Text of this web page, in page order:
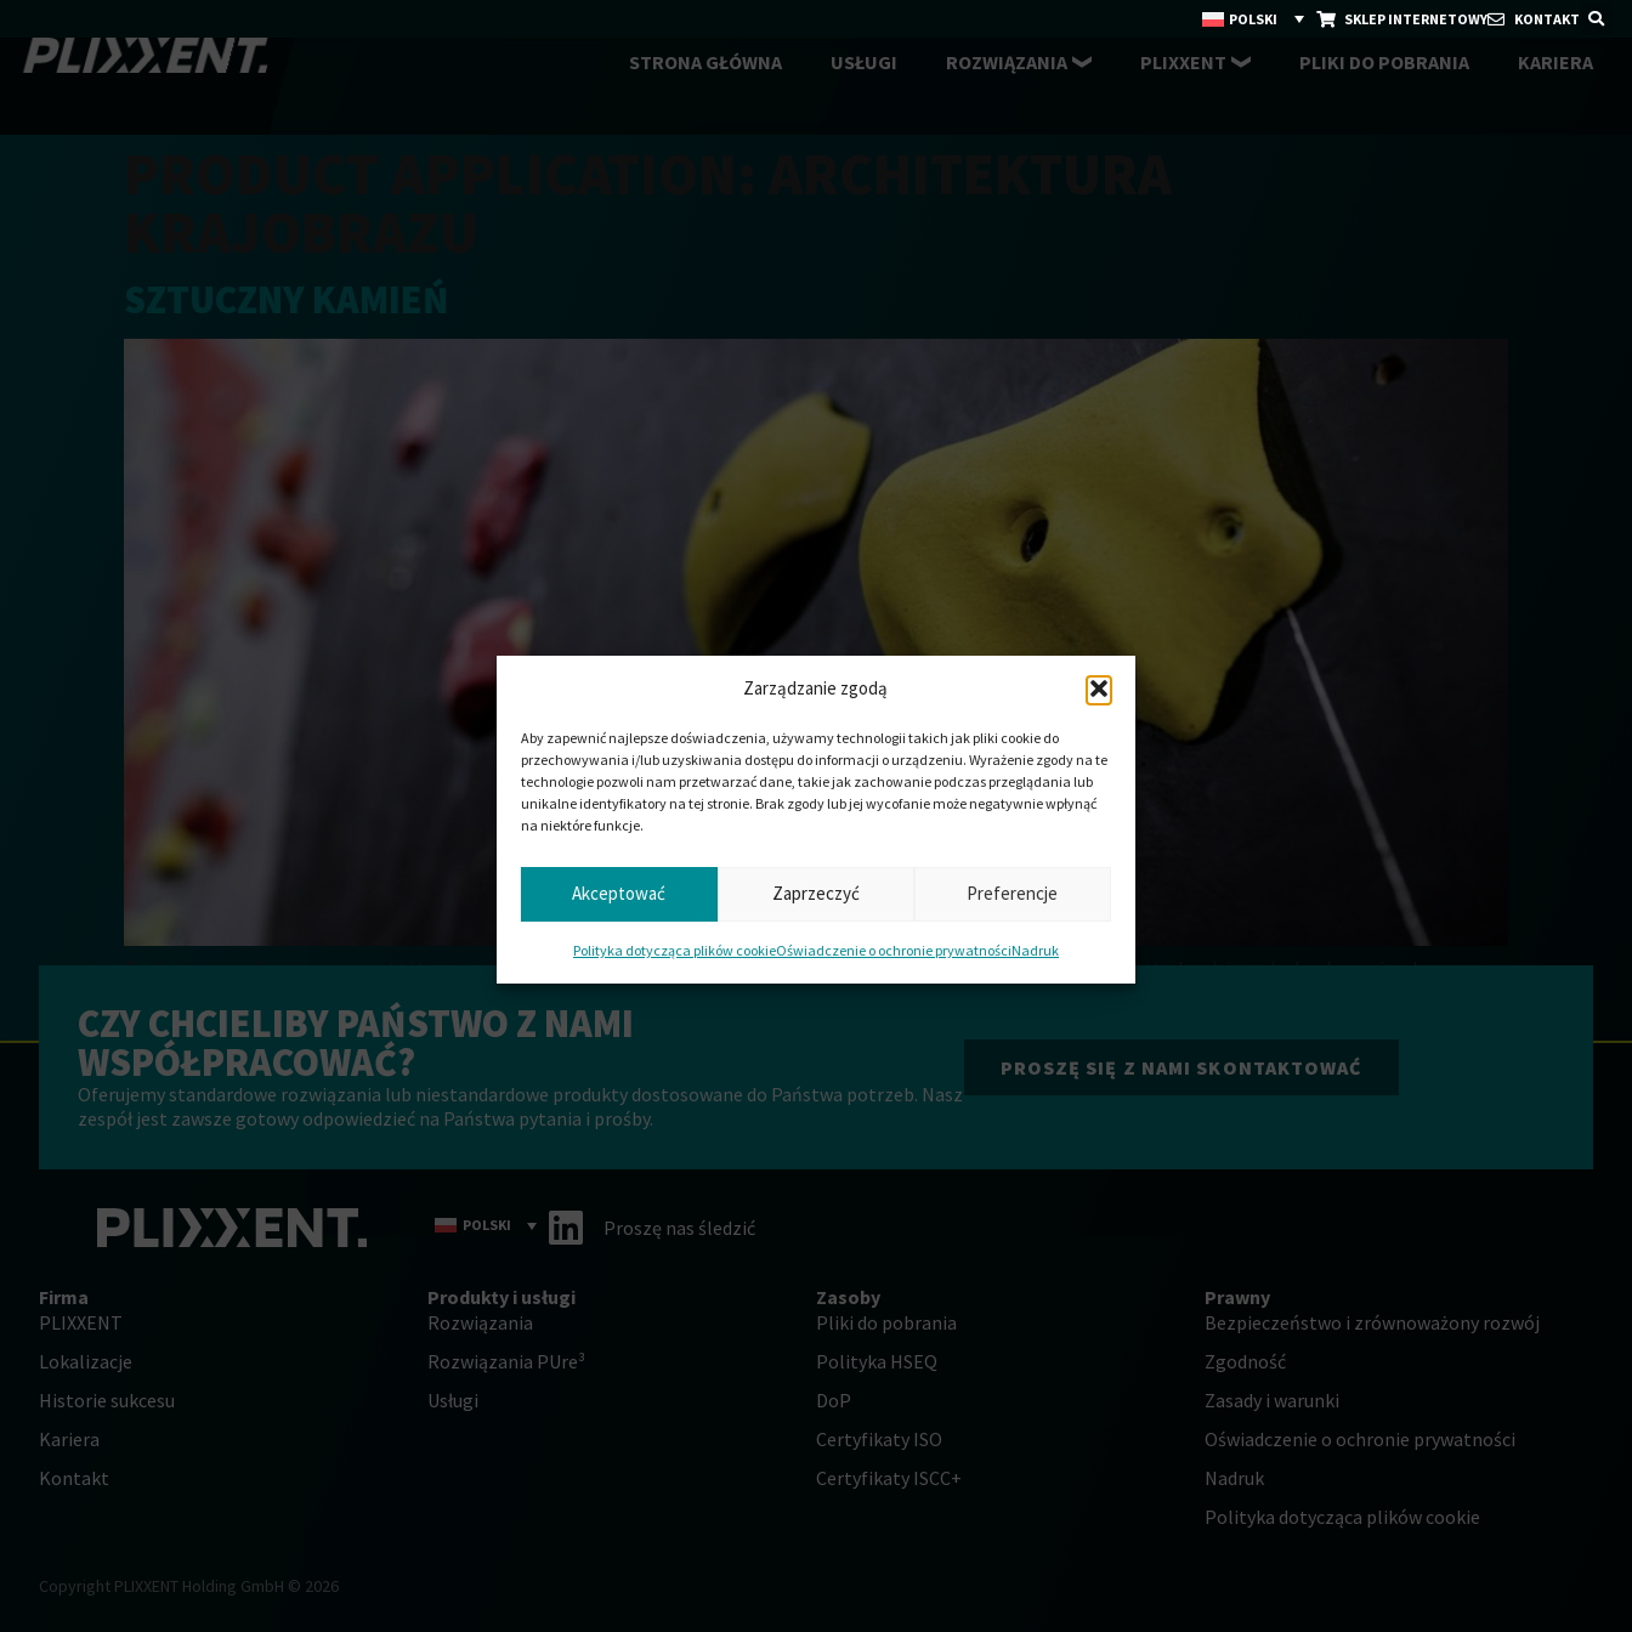
Zarządzanie zgodą
Aby zapewnić najlepsze doświadczenia, używamy technologii takich jak pliki cookie do
przechowywania i/lub uzyskiwania dostępu do informacji o urządzeniu. Wyrażenie zgody na te
technologie pozwoli nam przetwarzać dane, takie jak zachowanie podczas przeglądania lub
unikalne identyfikatory na tej stronie. Brak zgody lub jej wycofanie może negatywnie wpłynąć
na niektóre funkcje.
Akceptować Zaprzeczyć Preferencje
Polityka dotycząca plików cookieOświadczenie o ochronie prywatnościNadruk
POLSKI SKLEP INTERNETOWY KONTAKT
STRONA GŁÓWNA USŁUGI ROZWIĄZANIA PLIXXENT PLIKI DO POBRANIA KARIERA
SZTUCZNY KAMIEŃ
Realistyczne poliuretanowe repliki kamieni są używane wewnątrz i na zewnątrz w projektowaniu scenografii, na scenach teatralnych i w celach rekreacyjnych, np. na
ściankach wspinaczkowych. Możliwości projektowe poliuretanu są niemal nieograniczone. Ze względu na wysoki stopień swobody i możliwość tworzenia zmiennych
powierzchni, krawędzie kamienia mogą być realistycznie odwzorowane. Odłamki o ostrych krawędziach są jednak niemożliwe, co […]
CZY CHCIELIBY PAŃSTWO Z NAMI
WSPÓŁPRACOWAĆ?
Oferujemy standardowe rozwiązania lub niestandardowe produkty dostosowane do Państwa potrzeb. Nasz
zespół jest zawsze gotowy odpowiedzieć na Państwa pytania i prośby.
PROSZĘ SIĘ Z NAMI SKONTAKTOWAĆ
POLSKI Proszę nas śledzić
Firma
PLIXXENT
Lokalizacje
Historie sukcesu
Kariera
Kontakt
Produkty i usługi
Rozwiązania
Rozwiązania PUre³
Usługi
Zasoby
Pliki do pobrania
Polityka HSEQ
DoP
Certyfikaty ISO
Certyfikaty ISCC+
Prawny
Bezpieczeństwo i zrównoważony rozwój
Zgodność
Zasady i warunki
Oświadczenie o ochronie prywatności
Nadruk
Polityka dotycząca plików cookie
Copyright PLIXXENT Holding GmbH © 2026